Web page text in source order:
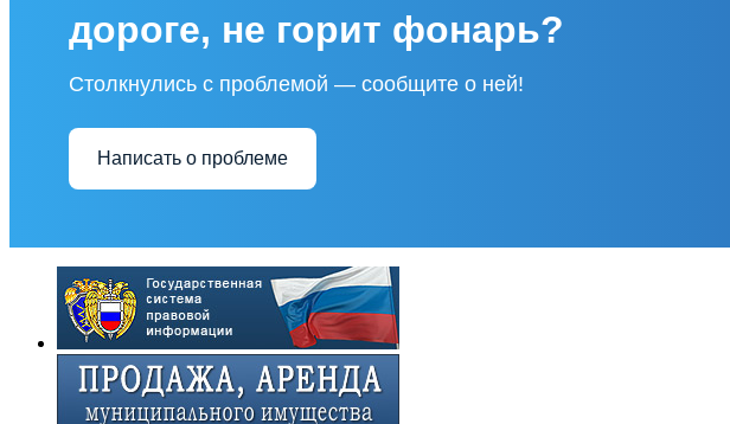
дороге, не горит фонарь?
Столкнулись с проблемой — сообщите о ней!
Написать о проблеме